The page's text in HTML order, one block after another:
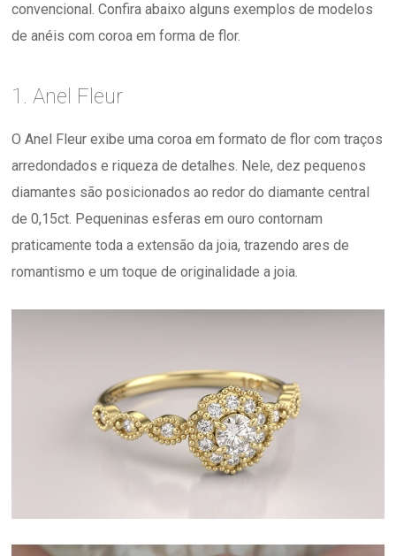
convencional. Confira abaixo alguns exemplos de modelos
de anéis com coroa em forma de flor.
1. Anel Fleur
O Anel Fleur exibe uma coroa em formato de flor com traços
arredondados e riqueza de detalhes. Nele, dez pequenos
diamantes são posicionados ao redor do diamante central
de 0,15ct. Pequeninas esferas em ouro contornam
praticamente toda a extensão da joia, trazendo ares de
romantismo e um toque de originalidade a joia.